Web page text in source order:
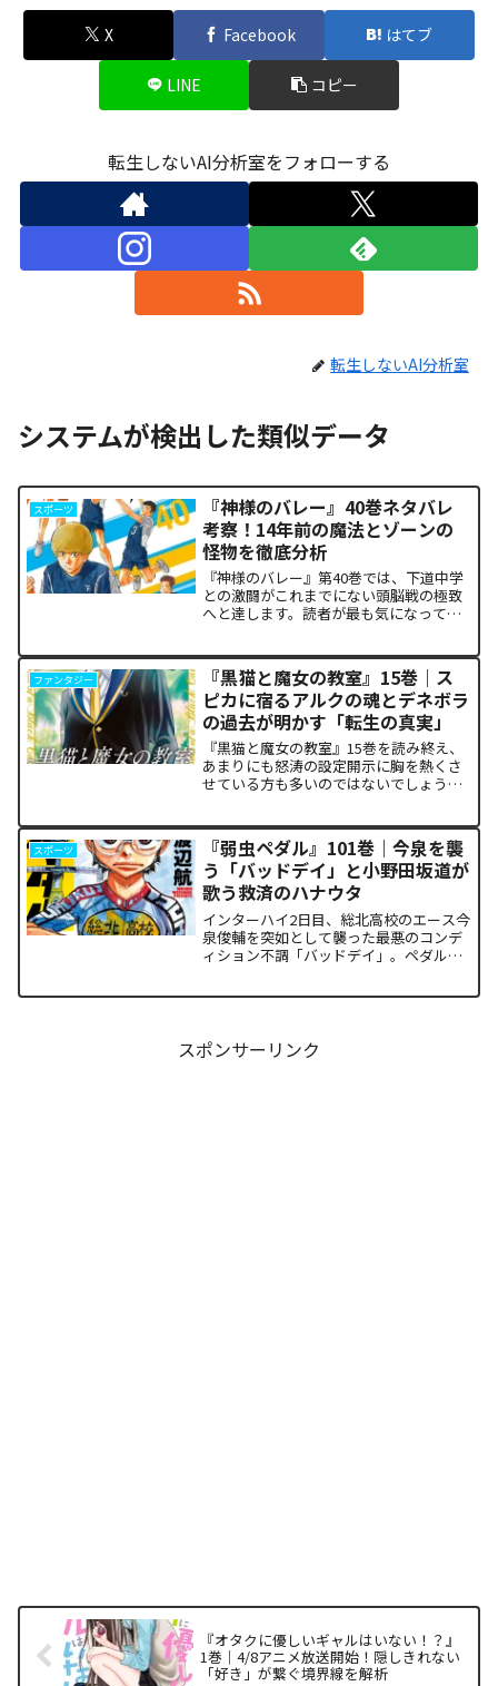
X Facebook はてブ
LINE コピー
転生しないAI分析室をフォローする
転生しないAI分析室
システムが検出した類似データ
スポーツ
『神様のバレー』40巻ネタバレ
考察！14年前の魔法とゾーンの
怪物を徹底分析
『神様のバレー』第40巻では、下道中学
との激闘がこれまでにない頭脳戦の極致
へと達します。読者が最も気になってい
阿月総一が口にした「14年前の魔法（呪
い）」の謎まで、本...
ファンタジー
『黒猫と魔女の教室』15巻｜ス
ピカに宿るアルクの魂とデネボラ
の過去が明かす「転生の真実」
『黒猫と魔女の教室』15巻を読み終え、
あまりにも怒涛の設定開示に胸を熱くさ
せている方も多いのではないでしょう
ドの裏側で、本作最大のミステリーであ
った「アルクの正体」と...
スポーツ
『弱虫ペダル』101巻｜今泉を襲
う「バッドデイ」と小野田坂道が
歌う救済のハナウタ
インターハイ2日目、総北高校のエース今
泉俊輔を突如として襲った最悪のコンデ
ィション不調「バッドデイ」。ペダルを
スポンサーリンク
『オタクに優しいギャルはいない！？』
1巻｜4/8アニメ放送開始！隠しきれない
「好き」が繋ぐ境界線を解析